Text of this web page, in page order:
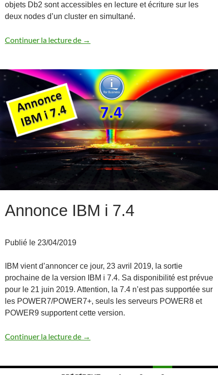
objets Db2 sont accessibles en lecture et écriture sur les
deux nodes d’un cluster en simultané.
Continuer la lecture de Annonce Db2 Mirror for i
→
Annonce IBM i 7.4
Publié le 23/04/2019
IBM vient d’annoncer ce jour, 23 avril 2019, la sortie
prochaine de la version IBM i 7.4. Sa disponibilité est prévue
pour le 21 juin 2019. Attention, la 7.4 n’est pas supportée sur
les POWER7/POWER7+, seuls les serveurs POWER8 et
POWER9 supportent cette version.
Continuer la lecture de Annonce IBM i 7.4
→